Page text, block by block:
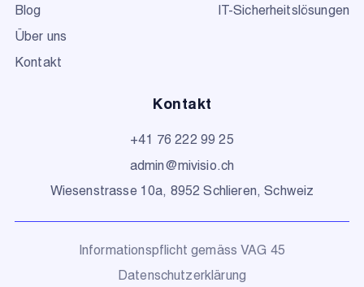
Blog
Über uns
Kontakt
IT-Sicherheitslösungen
Kontakt
+41 76 222 99 25
admin@mivisio.ch
Wiesenstrasse 10a, 8952 Schlieren, Schweiz
Informationspflicht gemäss VAG 45
Datenschutzerklärung